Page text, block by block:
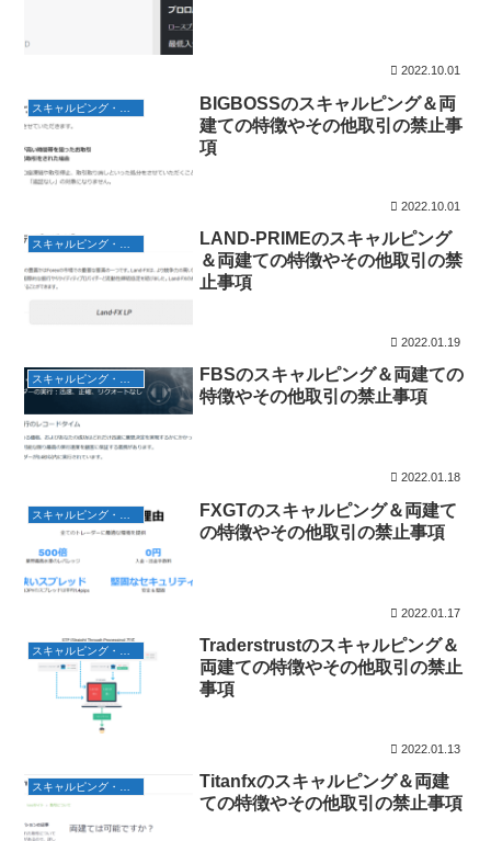
2022.10.01
BIGBOSSのスキャルピング＆両
建ての特徴やその他取引の禁止事
項
2022.10.01
LAND-PRIMEのスキャルピング
＆両建ての特徴やその他取引の禁
止事項
2022.01.19
スキャルピング・両建て
FBSのスキャルピング＆両建ての
特徴やその他取引の禁止事項
2022.01.18
FXGTのスキャルピング＆両建て
の特徴やその他取引の禁止事項
2022.01.17
Traderstrustのスキャルピング＆
両建ての特徴やその他取引の禁止
事項
2022.01.13
Titanfxのスキャルピング＆両建
ての特徴やその他取引の禁止事項